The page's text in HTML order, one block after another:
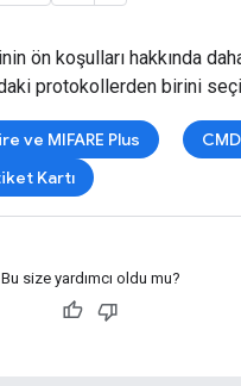
ön koşulları hakkında
protokollerden birini
ve MIFARE Plus
Kartı
Bu size yardımcı oldu mu?